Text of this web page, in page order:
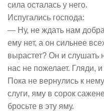
сила осталась у него.
Испугались господа:
— Ну, не ждать нам добра
ему нет, а он сильнее
вырастет? Он и слушать
нас не пожелает. Гляди,
Пока не вернулись к
слуги, яму в сорок
бросьте в эту яму.